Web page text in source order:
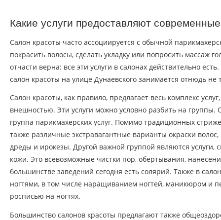
Какие услуги предоставляют
Салон красоты часто ассоциируется с обычной
покрасить волосы, сделать укладку или попросить массаж
отчасти верна: все эти услуги в салонах действительно
салон красоты на улице Дунаевского занимается отнюдь не
Салон красоты, как правило, предлагает весь комплекс
внешностью. Эти услуги можно условно разбить на группы.
группа парикмахерских услуг. Помимо традиционных
также различные экстравагантные варианты окраски
дреды и ирокезы. Другой важной группой являются услуги,
кожи. Это всевозможные чистки пор, обертывания,
большинстве заведений сегодня есть солярий. Также в
ногтями, в том числе наращиванием ногтей, маникюром и
росписью на ногтях.
Большинство салонов красоты предлагают также